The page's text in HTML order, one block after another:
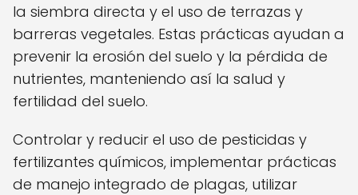
la siembra directa y el uso de terrazas y
barreras vegetales. Estas prácticas ayudan a
prevenir la erosión del suelo y la pérdida de
nutrientes, manteniendo así la salud y
fertilidad del suelo.
Controlar y reducir el uso de pesticidas y
fertilizantes químicos, implementar prácticas
de manejo integrado de plagas, utilizar